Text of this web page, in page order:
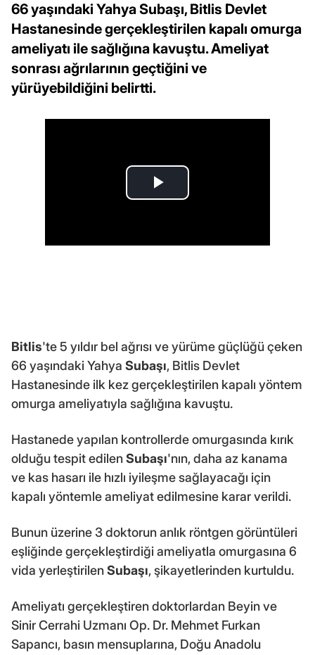
66 yaşındaki Yahya Subaşı, Bitlis Devlet
Hastanesinde gerçekleştirilen kapalı omurga
ameliyatı ile sağlığına kavuştu. Ameliyat
sonrası ağrılarının geçtiğini ve
yürüyebildiğini belirtti.
Bitlis'te 5 yıldır bel ağrısı ve yürüme güçlüğü çeken
66 yaşındaki Yahya Subaşı, Bitlis Devlet
Hastanesinde ilk kez gerçekleştirilen kapalı yöntem
omurga ameliyatıyla sağlığına kavuştu.
Hastanede yapılan kontrollerde omurgasında kırık
olduğu tespit edilenSubaşı'nın, daha az kanama
ve kas hasarı ile hızlı iyileşme sağlayacağı için
kapalı yöntemle ameliyat edilmesine karar verildi.
Bunun üzerine 3 doktorun anlık röntgen görüntüleri
eşliğinde gerçekleştirdiği ameliyatla omurgasına 6
vida yerleştirilenSubaşı, şikayetlerinden kurtuldu.
Ameliyatı gerçekleştiren doktorlardan Beyin ve
Sinir Cerrahi Uzmanı Op. Dr. Mehmet Furkan
Sapancı, basın mensuplarına, Doğu Anadolu